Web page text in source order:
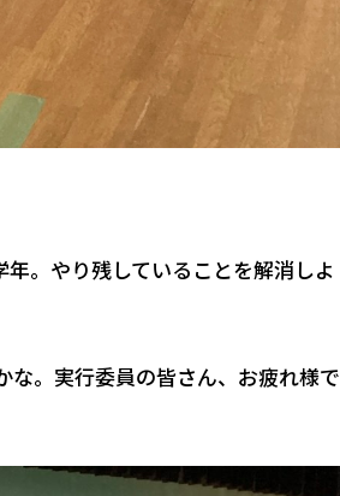
。やり残していることを解消しよ
。実行委員の皆さん、お疲れ様で